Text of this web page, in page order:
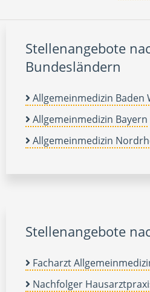
Stellenangebote
Bundesländern
Allgemeinmedizin
Allgemeinmedizin Bayern
Allgemeinmedizin
Stellenangebote
Facharzt
Nachfolger